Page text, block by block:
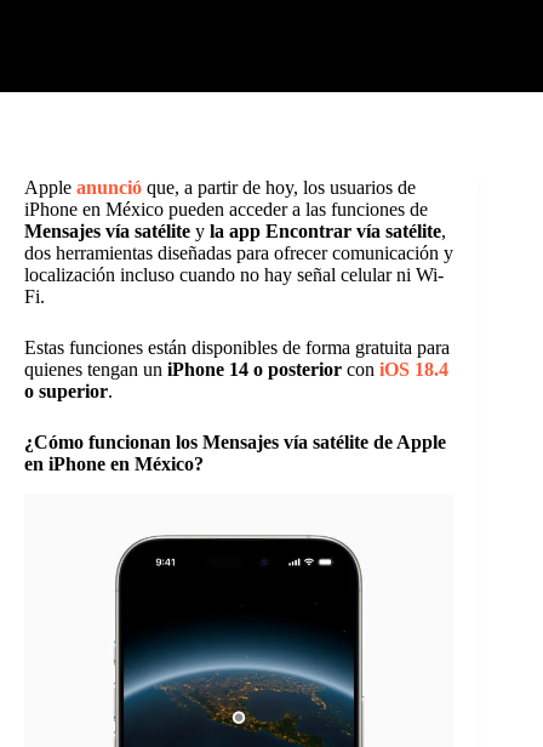
Apple anunció que, a partir de hoy, los usuarios de
iPhone en México pueden acceder a las funciones de
Mensajes vía satélite y la app Encontrar vía satélite,
dos herramientas diseñadas para ofrecer comunicación y
localización incluso cuando no hay señal celular ni Wi-
Fi.
Estas funciones están disponibles de forma gratuita para
quienes tengan un iPhone 14 o posterior con iOS 18.4
o superior.
¿Cómo funcionan los Mensajes vía satélite de Apple
en iPhone en México?